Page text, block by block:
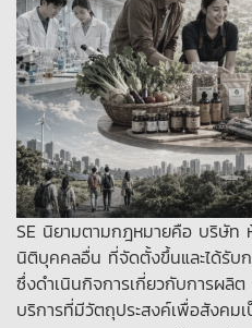
SE นิยามตามกฎหมายคือ บริษัท
นิติบุคคลอื่น ที่จัดตั้งขึ้นและได้รับ
ซึ่งดำเนินกิจการเกี่ยวกับการผลิ
บริการที่มีวัตถุประสงค์เพื่อสังคม